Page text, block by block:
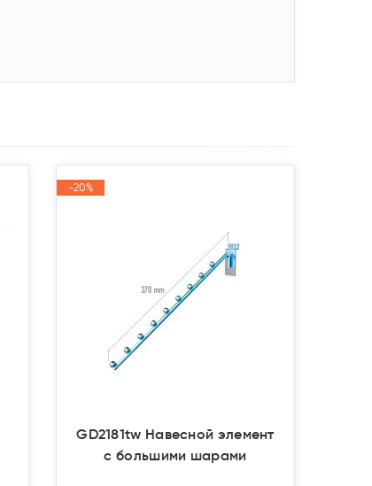
-20%
-20%
GD2181tw Навесной элемент
с большими шарами